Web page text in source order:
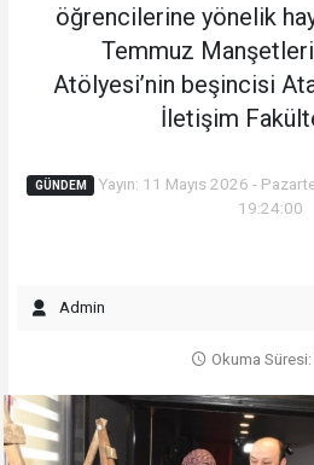
öğrencilerine yönelik
Temmuz
Atölyesi’nin beşincisi
İletişim
GÜNDEM
Yayın: 11 Mayıs 2026 -
19:24:00
Admin
Okuma Süresi: